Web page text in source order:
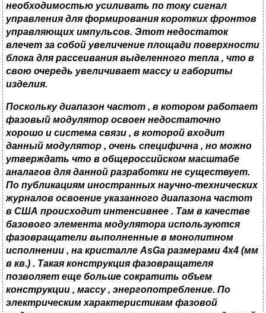
необходимостью усиливать по току сигнал
управления для формирования коротких фронтов
управляющих импульсов. Этот недостаток
влечет за собой увеличение площади поверхности
блока для рассеивания выделенного тепла , что в
свою очередь увеличивает массу и габориты
изделия.
Поскольку диапазон частот , в котором работает
фазовый модулятор освоен недостаточно
хорошо и система связи , в которой входит
данный модулятор , очень специфична , но можно
утверждать что в общероссийском масштабе
аналагов для данной разработки не существует.
По публикациям иностранных научно-технических
журналов освоение указанного диапазона частот
в США происходит интенсивнее . Там в качестве
базового элемента модулятора используются
фазовращатели выполненные в монолитном
исполнении , на кристалле AsGa размерами 4x4 (мм
в кв.) . Такая конструкция фазовращателя
позволяет еще больше сократить объем
конструкции , массу, энергопотребление. По
электрическим характеристикам фазовой